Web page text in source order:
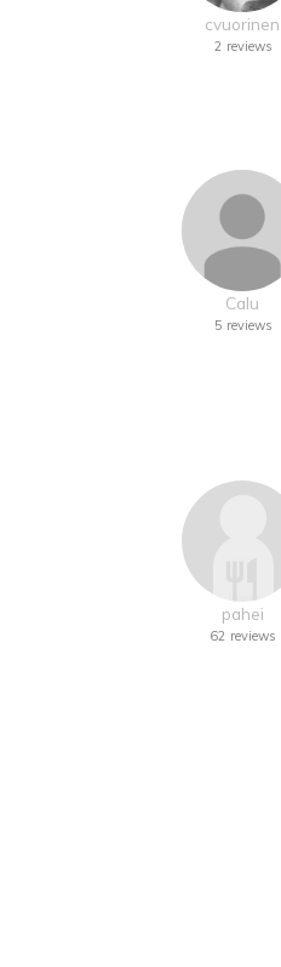
cvuorinen
2 reviews
Calu
5 reviews
pahei
62 reviews